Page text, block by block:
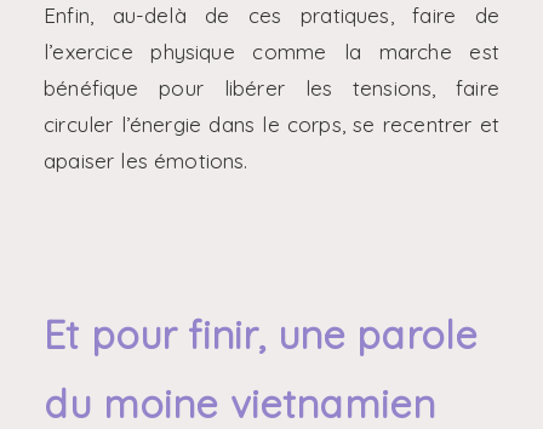
Enfin, au-delà de ces pratiques, faire de
l’exercice physique comme la marche est
bénéfique pour libérer les tensions, faire
circuler l’énergie dans le corps, se recentrer et
apaiser les émotions.
Et pour finir, une parole
du moine vietnamien